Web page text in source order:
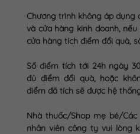
Chương trình không áp dụng
và cửa hàng kinh doanh,
cửa hàng tích điểm đổi quà,
Số điểm tích tới 24h ngày
đủ điểm đổi quà, hoặc
điểm đã tích sẽ được hệ
Nhà thuốc/Shop mẹ bé/
nhân viên công ty vui lòng